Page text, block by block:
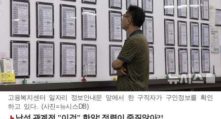
고용복지센터 일자리 정보안내문 앞에서 한 구직자가 구인정보를 확인
하고 있다. (사진=뉴시스DB)